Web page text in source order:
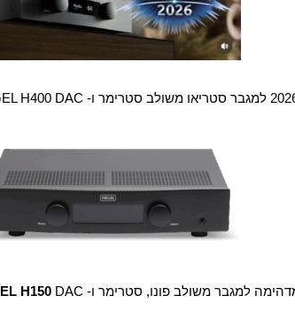
למגבר משולב פונו, סטרימר ו- H150 DAC במגזין